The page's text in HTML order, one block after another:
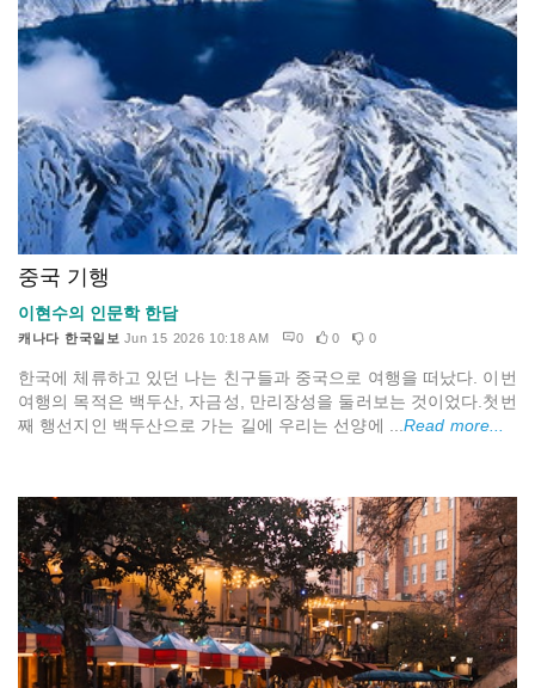
중국 기행
이현수의 인문학 한담
캐나다 한국일보 Jun 15 2026 10:18 AM 0 0 0
한국에 체류하고 있던 나는 친구들과 중국으로 여행을 떠났다. 이번
여행의 목적은 백두산, 자금성, 만리장성을 둘러보는 것이었다.첫번
째 행선지인 백두산으로 가는 길에 우리는 선양에 ... Read more...